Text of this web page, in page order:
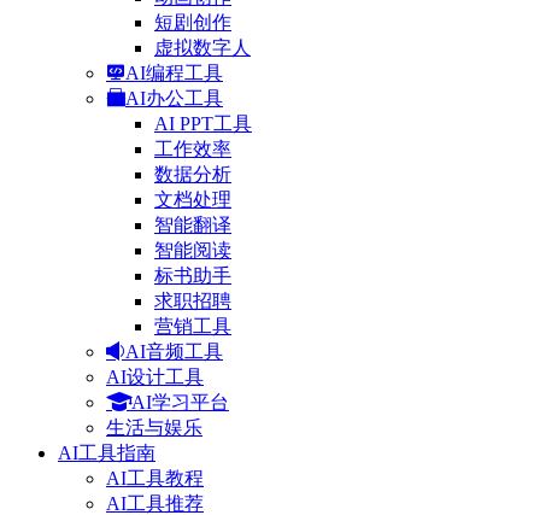
短剧创作
虚拟数字人
AI编程工具
AI办公工具
AI PPT工具
工作效率
数据分析
文档处理
智能翻译
智能阅读
标书助手
求职招聘
营销工具
AI音频工具
AI设计工具
AI学习平台
生活与娱乐
AI工具指南
AI工具教程
AI工具推荐